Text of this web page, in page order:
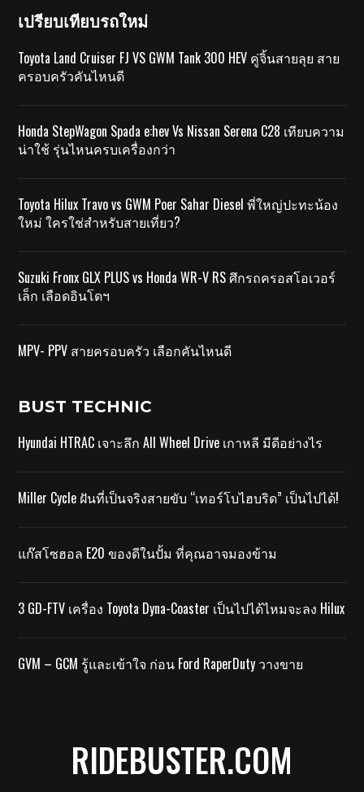
เปรียบเทียบรถใหม่
Toyota Land Cruiser FJ VS GWM Tank 300 HEV คู่จิ้นสายลุย สาย
ครอบครัวคันไหนดี
Honda StepWagon Spada e:hev Vs Nissan Serena C28 เทียบความ
น่าใช้ รุ่นไหนครบเครื่องกว่า
Toyota Hilux Travo vs GWM Poer Sahar Diesel พี่ใหญ่ปะทะน้อง
ใหม่ ใครใช่สำหรับสายเที่ยว?
Suzuki Fronx GLX PLUS vs Honda WR-V RS ศึกรถครอสโอเวอร์
เล็ก เลือดอินโดฯ
MPV- PPV สายครอบครัว เลือกคันไหนดี
BUST TECHNIC
Hyundai HTRAC เจาะลึก All Wheel Drive เกาหลี มีดีอย่างไร
Miller Cycle ฝันที่เป็นจริงสายขับ “เทอร์โบไฮบริด” เป็นไปได้!
แก๊สโซฮอล E20 ของดีในปั้ม ที่คุณอาจมองข้าม
3 GD-FTV เครื่อง Toyota Dyna-Coaster เป็นไปได้ไหมจะลง Hilux
GVM – GCM รู้และเข้าใจ ก่อน Ford RaperDuty วางขาย
RIDEBUSTER.COM